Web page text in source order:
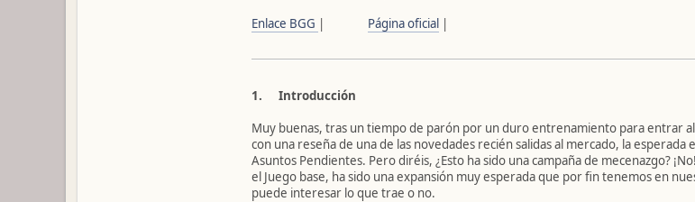
Enlace BGG | Página oficial |
1. Introducción
Muy buenas, tras un tiempo de parón por un duro entrenamiento para entrar
con una reseña de una de las novedades recién salidas al mercado, la esperada
Asuntos Pendientes. Pero diréis, ¿Esto ha sido una campaña de mecenazgo?
el Juego base, ha sido una expansión muy esperada que por fin tenemos en
puede interesar lo que trae o no.